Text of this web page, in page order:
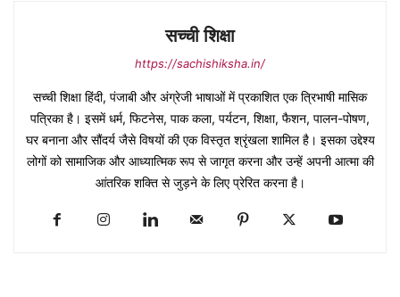
सच्ची शिक्षा
https://sachishiksha.in/
सच्ची शिक्षा हिंदी, पंजाबी और अंग्रेजी भाषाओं में प्रकाशित एक त्रिभाषी मासिक
पत्रिका है। इसमें धर्म, फिटनेस, पाक कला, पर्यटन, शिक्षा, फैशन, पालन-पोषण,
घर बनाना और सौंदर्य जैसे विषयों की एक विस्तृत श्रृंखला शामिल है। इसका उद्देश्य
लोगों को सामाजिक और आध्यात्मिक रूप से जागृत करना और उन्हें अपनी आत्मा की
आंतरिक शक्ति से जुड़ने के लिए प्रेरित करना है।